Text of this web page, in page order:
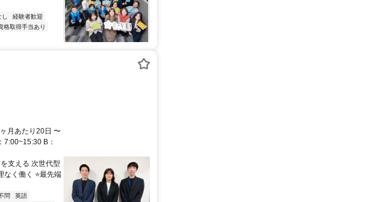
経験者歓迎
格取得手当あり
月あたり20日 〜
B：
支える 次世代型
なく働く ⭐最先端
問
英語